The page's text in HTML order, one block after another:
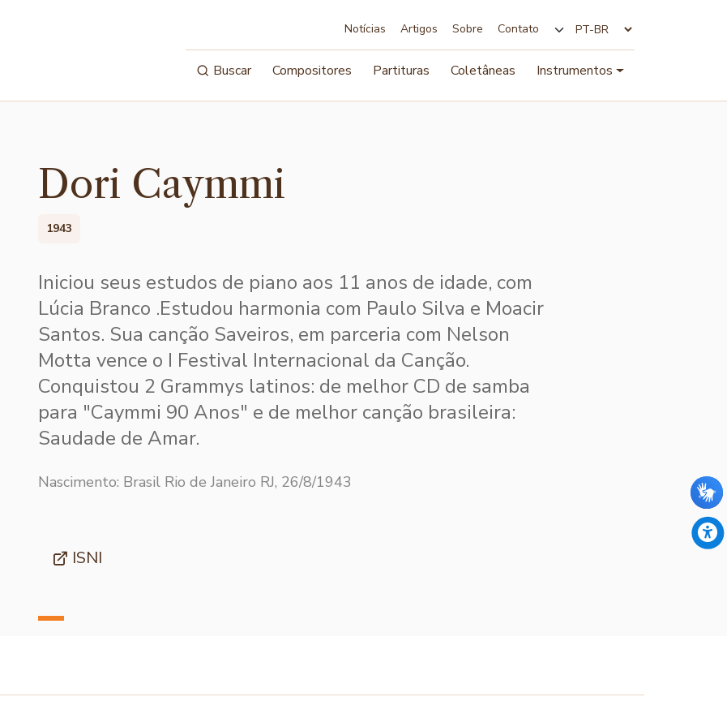
Notícias Artigos Sobre Contato
Buscar Compositores Partituras Coletâneas Instrumentos
Dori Caymmi
1943
Iniciou seus estudos de piano aos 11 anos de idade, com
Lúcia Branco .Estudou harmonia com Paulo Silva e Moacir
Santos. Sua canção Saveiros, em parceria com Nelson
Motta vence o I Festival Internacional da Canção.
Conquistou 2 Grammys latinos: de melhor CD de samba
para "Caymmi 90 Anos" e de melhor canção brasileira:
Saudade de Amar.
Nascimento: Brasil Rio de Janeiro RJ, 26/8/1943
ISNI